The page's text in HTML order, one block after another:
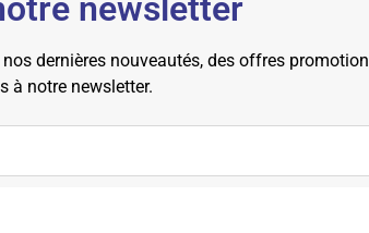
newsletter
dernières nouveautés, des offres
à notre newsletter.